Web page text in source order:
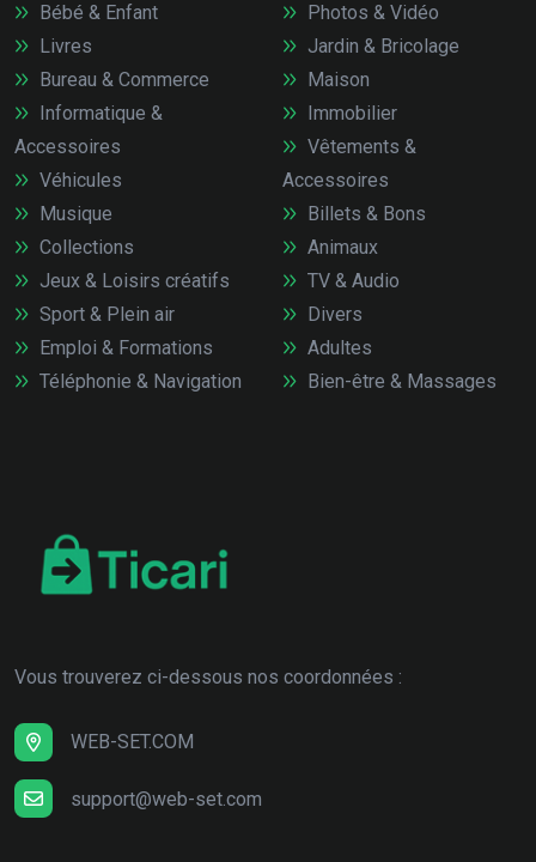
Bébé & Enfant
Livres
Bureau & Commerce
Informatique &
Accessoires
Véhicules
Photos & Vidéo
Jardin & Bricolage
Maison
Immobilier
Vêtements &
Accessoires
Musique
Collections
Jeux & Loisirs créatifs
Sport & Plein air
Emploi & Formations
Téléphonie & Navigation
Billets & Bons
Animaux
TV & Audio
Divers
Adultes
Bien-être & Massages
Vous trouverez ci-dessous nos coordonnées :
WEB-SET.COM
support@web-set.com